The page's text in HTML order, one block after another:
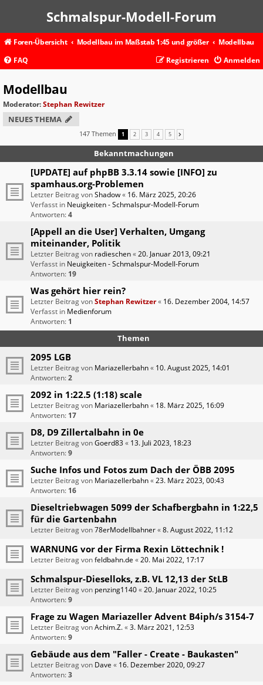
Schmalspur-Modell-Forum
Foren-Übersicht Modellbau im Maßstab 1:45 und größer
Modellbau
FAQ
Anmelden
Registrieren
Modellbau
Moderator:Stephan Rewitzer
NEUES THEMA
147 Themen 1 2 3 4 5
Bekanntmachungen
[UPDATE] auf phpBB 3.3.14 sowie [INFO] zu
spamhaus.org-Problemen
Letzter Beitrag vonShadow« 16. März 2025, 20:26
Verfasst in Neuigkeiten - Schmalspur-Modell-Forum
Antworten:4
[Appell an die User] Verhalten, Umgang
miteinander, Politik
Letzter Beitrag von radieschen«20. Januar 2013, 09:21
Verfasst in Neuigkeiten - Schmalspur-Modell-Forum
Antworten: 19
Was gehört hier rein?
Letzter Beitrag vonStephan Rewitzer« 16. Dezember 2004, 14:57
Verfasst in Medienforum
Antworten: 1
Themen
2095 LGB
Letzter Beitrag von Mariazellerbahn« 10. August 2025, 14:01
Antworten:2
2092 in 1:22.5 (1:18) scale
Letzter Beitrag von Mariazellerbahn« 18. März 2025, 16:09
Antworten: 17
D8, D9 Zillertalbahn in 0e
Letzter Beitrag vonGoerd83« 13. Juli 2023, 18:23
Antworten:9
Suche Infos und Fotos zum Dach der ÖBB 2095
Letzter Beitrag von Mariazellerbahn«23. März 2023, 00:43
Antworten: 16
Dieseltriebwagen 5099 der Schafbergbahn in 1:22,5
für die Gartenbahn
Letzter Beitrag von78erModellbahner«8. August 2022, 11:12
WARNUNG vor der Firma Rexin Löttechnik !
Letzter Beitrag vonfeldbahn.de «20. Mai 2022, 17:17
Schmalspur-Dieselloks, z.B. VL 12,13 der StLB
Letzter Beitrag von penzing1140«20. Januar 2022, 10:25
Antworten:9
Frage zu Wagen Mariazeller Advent B4iph/s 3154-7
Letzter Beitrag vonAchim.Z.«3. März 2021, 12:53
Antworten:9
Gebäude aus dem "Faller - Create - Baukasten"
Letzter Beitrag von Dave « 16. Dezember 2020, 09:27
Antworten:3